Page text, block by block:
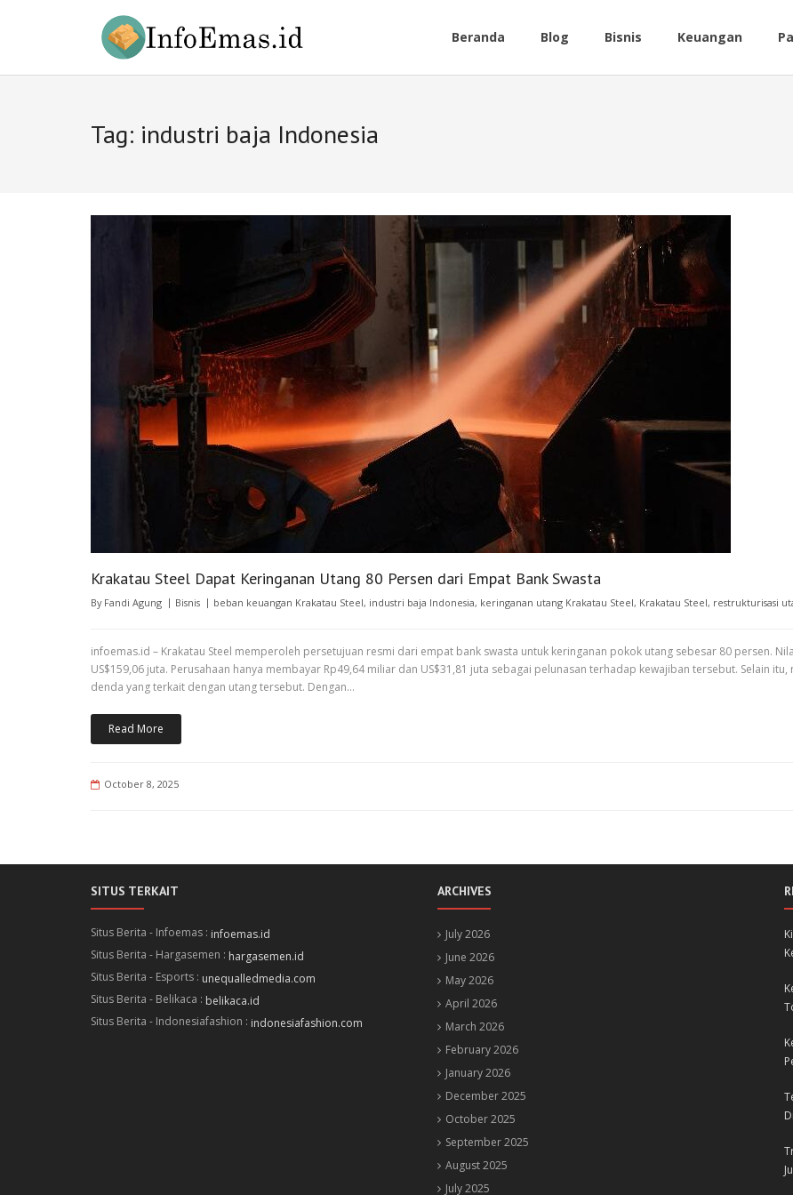
Beranda Blog Bisnis Keuangan
Tag: industri baja Indonesia
Krakatau Steel Dapat Keringanan Utang 80 Persen dari Empat Bank Swasta
By Fandi Agung Bisnis beban keuangan Krakatau Steel, industri baja Indonesia, keringanan utang Krakatau Steel, Krakatau Steel, restrukturisasi
infoemas.id – Krakatau Steel memperoleh persetujuan resmi dari empat bank swasta untuk keringanan pokok utang sebesar 80 persen.
US$159,06 juta. Perusahaan hanya membayar Rp49,64 miliar dan US$31,81 juta sebagai pelunasan terhadap kewajiban tersebut. Selain
denda yang terkait dengan utang tersebut. Dengan…
Read More
October 8, 2025
SITUS TERKAIT
Situs Berita - Infoemas : infoemas.id
Situs Berita - Hargasemen : hargasemen.id
Situs Berita - Esports : unequalledmedia.com
Situs Berita - Belikaca : belikaca.id
Situs Berita - Indonesiafashion : indonesiafashion.com
ARCHIVES
July 2026
June 2026
May 2026
April 2026
March 2026
February 2026
January 2026
December 2025
October 2025
September 2025
August 2025
July 2025